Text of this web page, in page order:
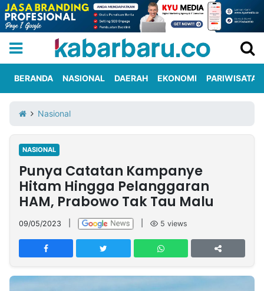
Iklan
Berita
Kami
Nasional
International
Olahraga
Entertainment
Daerah
Pariwisata
Kuliner
Kolom
Network
PT
TREETAN
INDONESIA
BERANDA NASIONAL DAERAH EKONOMI PARIWISATA
Nasional
NASIONAL
Punya Catatan Kampanye
Hitam Hingga Pelanggaran
HAM, Prabowo Tak Tau Malu
09/05/2023 5 views